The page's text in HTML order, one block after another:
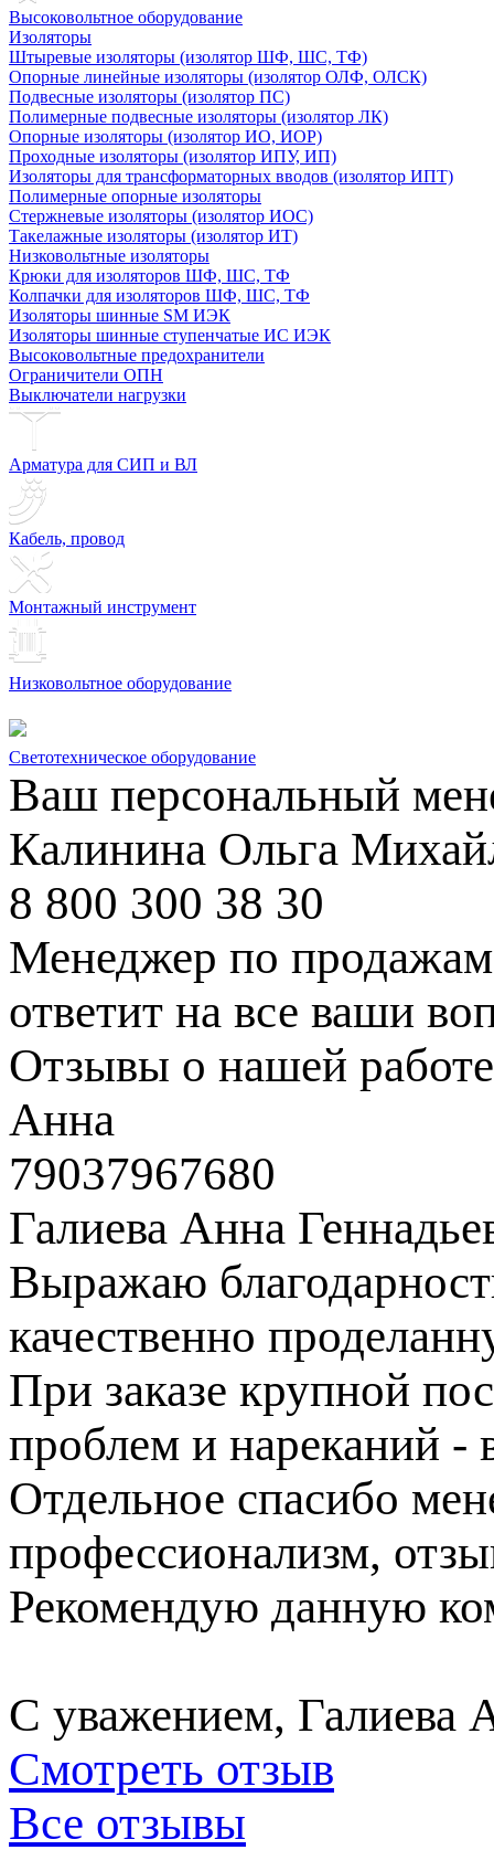
Высоковольтное оборудование
Изоляторы
Штыревые изоляторы (изолятор ШФ, ШС, ТФ)
Опорные линейные изоляторы (изолятор ОЛФ, ОЛСК)
Подвесные изоляторы (изолятор ПС)
Полимерные подвесные изоляторы (изолятор ЛК)
Опорные изоляторы (изолятор ИО, ИОР)
Проходные изоляторы (изолятор ИПУ, ИП)
Изоляторы для трансформаторных вводов (изолятор ИПТ)
Полимерные опорные изоляторы
Стержневые изоляторы (изолятор ИОС)
Такелажные изоляторы (изолятор ИТ)
Низковольтные изоляторы
Крюки для изоляторов ШФ, ШС, ТФ
Колпачки для изоляторов ШФ, ШС, ТФ
Изоляторы шинные SM ИЭК
Изоляторы шинные ступенчатые ИС ИЭК
Высоковольтные предохранители
Ограничители ОПН
Выключатели нагрузки
Арматура для СИП и ВЛ
Кабель, провод
Монтажный инструмент
Низковольтное оборудование
Светотехническое оборудование
Ваш персональный
Калинина Ольга
8 800 300 38 30
Менеджер по продажам
ответит на все ваши
Отзывы о нашей работе
Анна
79037967680
Галиева Анна
Выражаю
качественно
При заказе крупной
проблем и нареканий -
Отдельное спасибо
профессионализм,
Рекомендую данную
С уважением, Галиева
Смотреть отзыв
Все отзывы